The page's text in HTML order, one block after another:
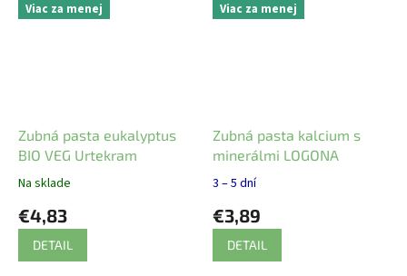
Viac za menej
Zubná pasta eukalyptus
BIO VEG Urtekram
Na sklade
€4,83
DETAIL
Viac za menej
Zubná pasta kalcium s
minerálmi LOGONA
3 – 5 dní
€3,89
DETAIL